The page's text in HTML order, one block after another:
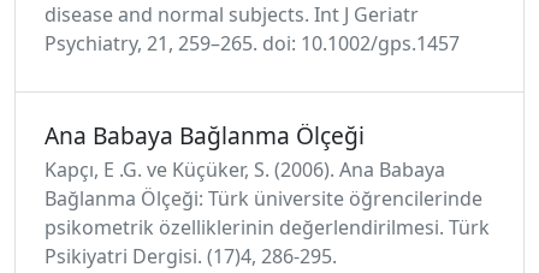
disease and normal subjects. Int J Geriatr
Psychiatry, 21, 259–265. doi: 10.1002/gps.1457
Ana Babaya Bağlanma Ölçeği
Kapçı, E .G. ve Küçüker, S. (2006). Ana Babaya
Bağlanma Ölçeği: Türk üniversite öğrencilerinde
psikometrik özelliklerinin değerlendirilmesi. Türk
Psikiyatri Dergisi. (17)4, 286-295.